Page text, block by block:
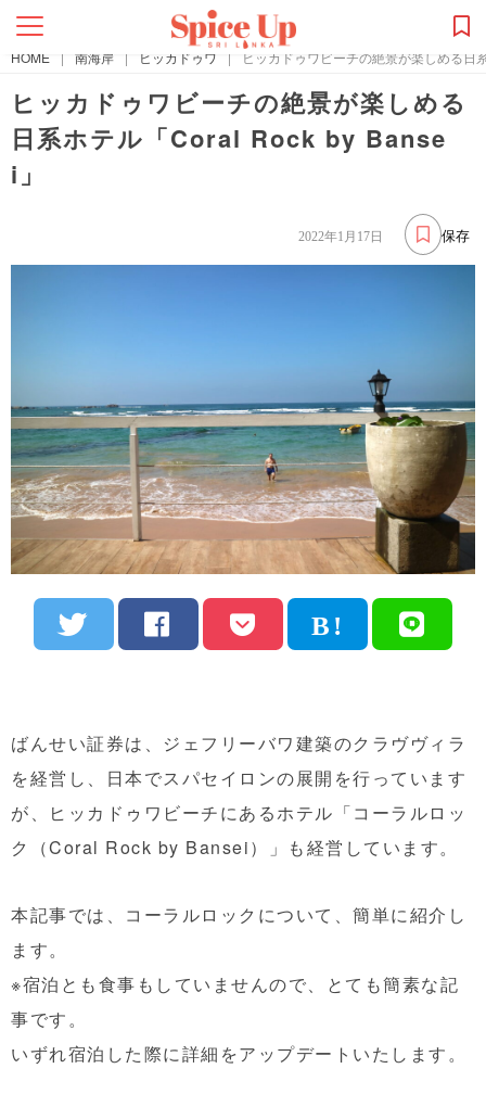
HOME | 南海岸 | ヒッカドゥワ | ヒッカドゥワビーチの絶景が楽しめる
ヒッカドゥワビーチの絶景が楽しめる
日系ホテル「Coral Rock by Banse
i」
保存
2022年1月17日
ばんせい証券は、ジェフリーバワ建築のクラヴヴィラ
を経営し、日本でスパセイロンの展開を行っています
が、ヒッカドゥワビーチにあるホテル「コーラルロッ
ク（Coral Rock by Bansei）」も経営しています。
本記事では、コーラルロックについて、簡単に紹介し
ます。
※宿泊とも食事もしていませんので、とても簡素な記
事です。
いずれ宿泊した際に詳細をアップデートいたします。